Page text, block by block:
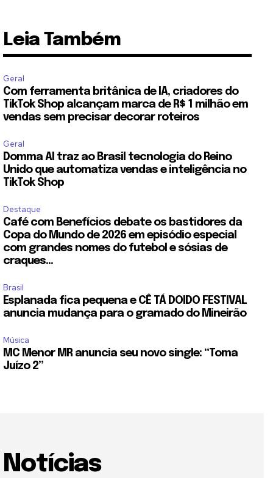
Leia Também
Geral
Com ferramenta britânica de IA, criadores do
TikTok Shop alcançam marca de R$ 1 milhão em
vendas sem precisar decorar roteiros
Geral
Domma AI traz ao Brasil tecnologia do Reino
Unido que automatiza vendas e inteligência no
TikTok Shop
Destaque
Café com Benefícios debate os bastidores da
Copa do Mundo de 2026 em episódio especial
com grandes nomes do futebol e sósias de
craques...
Brasil
Esplanada fica pequena e CÊ TÁ DOIDO FESTIVAL
anuncia mudança para o gramado do Mineirão
Música
MC Menor MR anuncia seu novo single: “Toma
Juízo 2”
Notícias